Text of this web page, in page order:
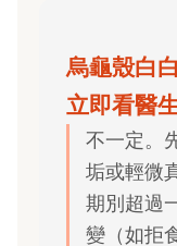
烏龜殼白
立即看醫
不一定。
垢或輕微
期別超過
變（如拒